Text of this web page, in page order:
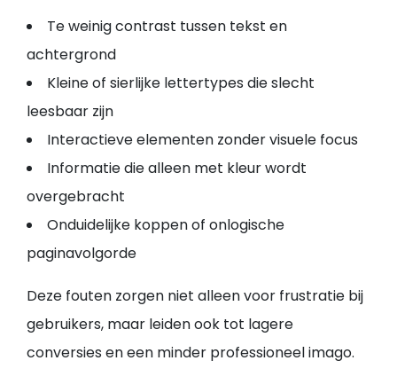
Te weinig contrast tussen tekst en
achtergrond
Kleine of sierlijke lettertypes die slecht
leesbaar zijn
Interactieve elementen zonder visuele focus
Informatie die alleen met kleur wordt
overgebracht
Onduidelijke koppen of onlogische
paginavolgorde
Deze fouten zorgen niet alleen voor frustratie bij
gebruikers, maar leiden ook tot lagere
conversies en een minder professioneel imago.